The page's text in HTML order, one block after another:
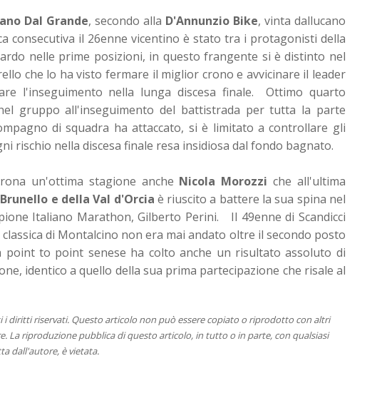
Dal Grande, secondo alla D'Annunzio Bike, vinta dallucano
consecutiva il 26enne vicentino è stato tra i protagonisti della
nelle prime posizioni, in questo frangente si è distinto nel
che lo ha visto fermare il miglior crono e avvicinare il leader
l'inseguimento nella lunga discesa finale. Ottimo quarto
gruppo all'inseguimento del battistrada per tutta la parte
di squadra ha attaccato, si è limitato a controllare gli
rischio nella discesa finale resa insidiosa dal fondo bagnato.
un'ottima stagione anche Nicola Morozziche all'ultima
e della Val d'Orcia è riuscito a battere la sua spina nel
Italiano Marathon, Gilberto Perini. Il 49enne di Scandicci
di Montalcino non era mai andato oltre il secondo posto
to point senese ha colto anche un risultato assoluto di
identico a quello della sua prima partecipazione che risale al
diritti riservati. Questo articolo non può essere copiato o riprodotto con altri
La riproduzione pubblica di questo articolo, in tutto o in parte, con qualsiasi
dall'autore, è vietata.